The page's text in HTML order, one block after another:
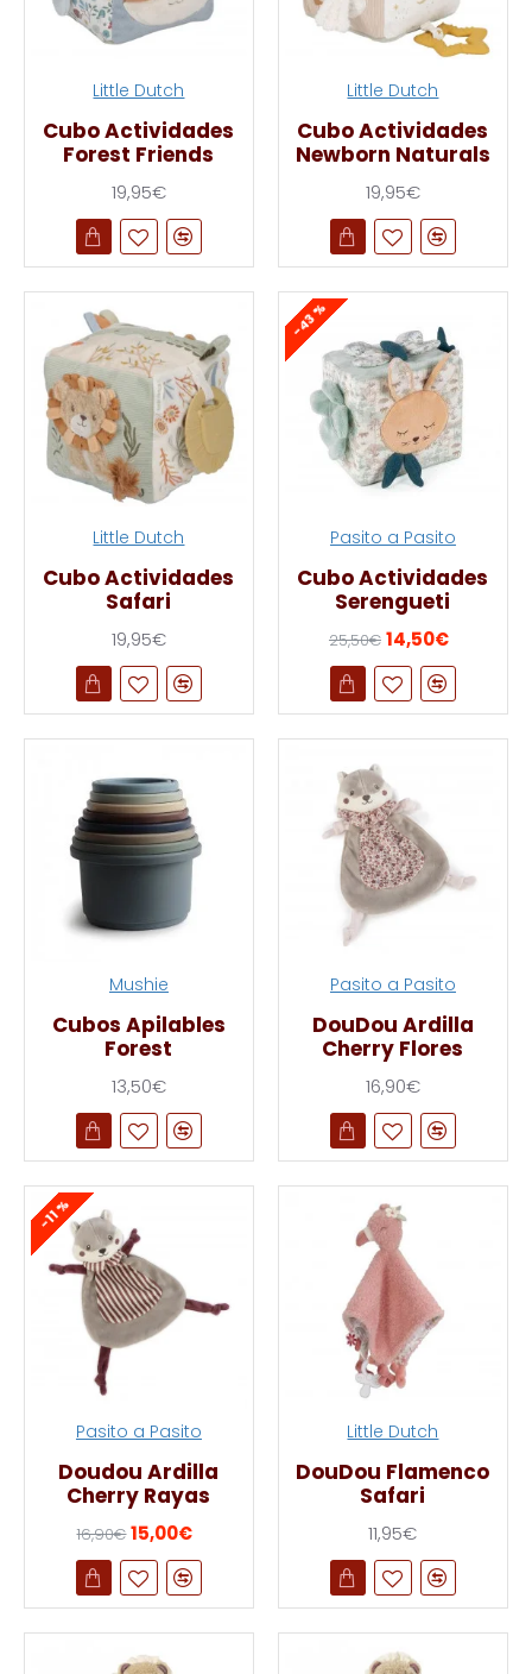
Little Dutch
Cubo Actividades
Forest Friends
19,95€
Little Dutch
Cubo Actividades
Newborn Naturals
19,95€
Little Dutch
Cubo Actividades
Safari
19,95€
-43 %
Pasito a Pasito
Cubo Actividades
Serengueti
25,50€ 14,50€
Mushie
Cubos Apilables
Forest
13,50€
Pasito a Pasito
DouDou Ardilla
Cherry Flores
16,90€
-11 %
Pasito a Pasito
Doudou Ardilla
Cherry Rayas
16,90€ 15,00€
Little Dutch
DouDou Flamenco
Safari
11,95€